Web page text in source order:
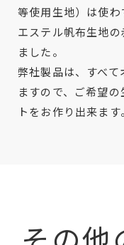
等使用生地）は使わ
エステル帆布生地
ました。
弊社製品は、すべ
ますので、ご希望
トをお作り出来ます。